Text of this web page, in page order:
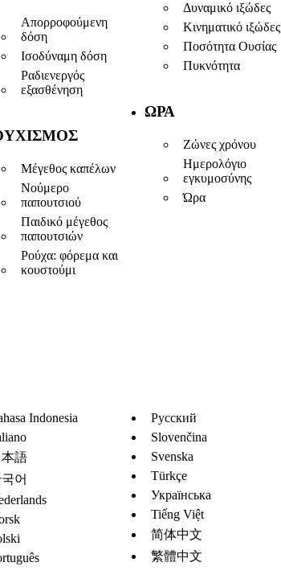
Απορροφούμενη
δόση
Ισοδύναμη δόση
Ραδιενεργός
εξασθένηση
Μέγεθος καπέλων
Νούμερο
παπουτσιού
Παιδικό μέγεθος
παπουτσιών
Ρούχα: φόρεμα και
κουστούμι
Δυναμικό ιξώδες
Κινηματικό ιξώδες
Ποσότητα Ουσίας
Πυκνότητα
ΏΡΑ
Ζώνες χρόνου
Ημερολόγιο
εγκυμοσύνης
Ώρα
Indonesia
本語
어
Русский
Slovenčina
Svenska
Türkçe
Украïнська
Tiếng Việt
简体中文
繁體中文